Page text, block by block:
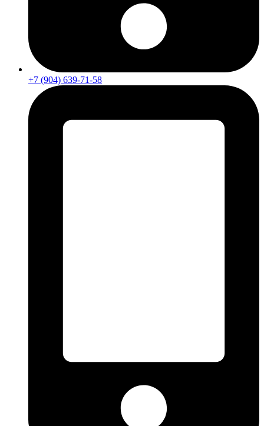
+7 (904) 639-71-58